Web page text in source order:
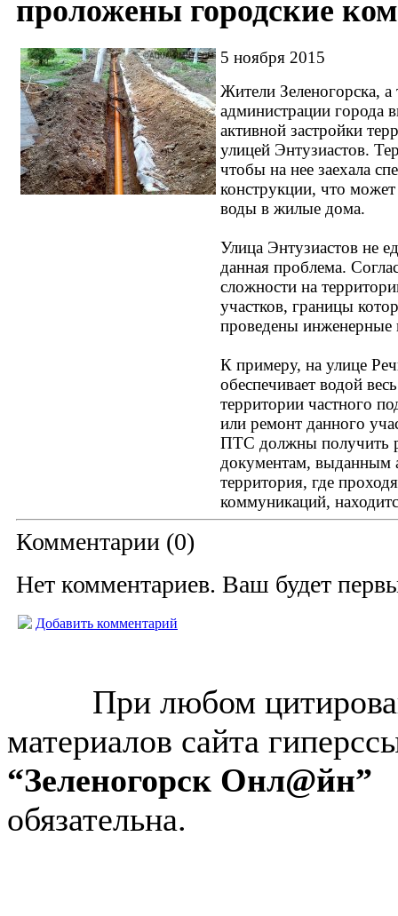
проложены городские
5 ноября 2015
Жители Зеленогорска, а
администрации города
активной застройки
улицей Энтузиастов.
чтобы на нее заехала
конструкции, что
воды в жилые дома.
Улица Энтузиастов не
данная проблема.
сложности на
участков, границы
проведены инженерные
К примеру, на улице
обеспечивает водой
территории частного
или ремонт данного
ПТС должны получить
документам, выданным
территория, где
коммуникаций,
Комментарии (0)
Нет комментариев. Ваш будет
Добавить комментарий
При любом
материалов сайта
“Зеленогорск Онл@йн”
обязательна.